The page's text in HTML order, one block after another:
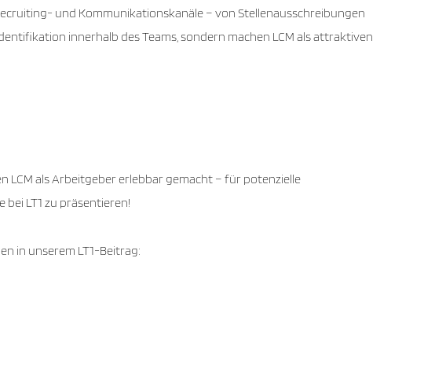
und Kommunikationskanäle – von Stellenausschreibungen
innerhalb des Teams, sondern machen LCM als attraktiven
LCM als Arbeitgeber erlebbar gemacht – für potenzielle
LT1 zu präsentieren!
in unserem LT1-Beitrag: